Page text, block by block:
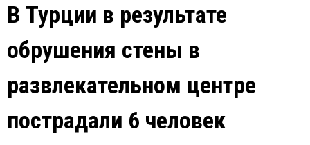
В Турции в результате
обрушения стены в
развлекательном центре
пострадали 6 человек